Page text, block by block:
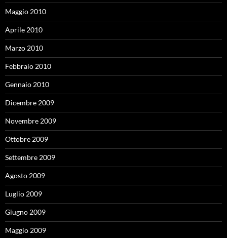
Maggio 2010
Aprile 2010
Marzo 2010
Febbraio 2010
Gennaio 2010
Dicembre 2009
Novembre 2009
Ottobre 2009
Settembre 2009
Agosto 2009
Luglio 2009
Giugno 2009
Maggio 2009